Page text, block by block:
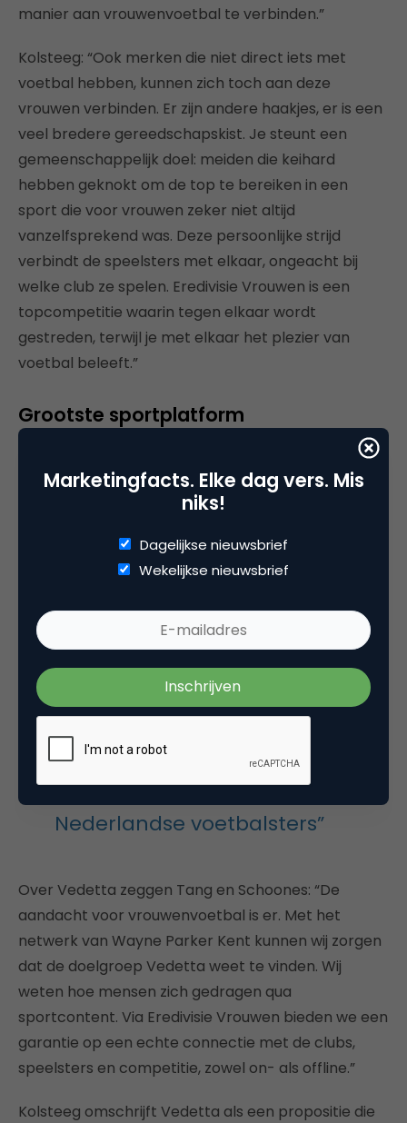
manier aan vrouwenvoetbal te verbinden.”
Kolsteeg: “Ook merken die niet direct iets met
voetbal hebben, kunnen zich toch aan deze
vrouwen verbinden. Er zijn andere haakjes, er is een
veel bredere gereedschapskist. Je steunt een
gemeenschappelijk doel: meiden die keihard
hebben geknokt om de top te bereiken in een
sport die voor vrouwen zeker niet altijd
vanzelfsprekend was. Deze persoonlijke strijd
verbindt de speelsters met elkaar, ongeacht bij
welke club ze spelen. Eredivisie Vrouwen is een
topcompetitie waarin tegen elkaar wordt
gestreden, terwijl je met elkaar het plezier van
voetbal beleeft.”
Grootste sportplatform
De Eredivisie Vrouwen krijgt via Vedetta een sterke
focus op social media en online content die past bij
deze meisjes en vrouwen. “Door de inzet van
speciale events, zoals een Vrouwenvoetbaldag,
richten we ons op het samen beleven van deze
competitie”, zegt Kolsteeg. “Met sponsors en
(media)partners die juist deze doelgroep aan zich
willen binden. We willen van Eredivisie Vrouwen het
maken.”
“Vedetta is een mediamerk dat
adverteerders verbindt aan 180
Nederlandse voetbalsters”
Over Vedetta zeggen Tang en Schoones: “De
aandacht voor vrouwenvoetbal is er. Met het
netwerk van Wayne Parker Kent kunnen wij zorgen
dat de doelgroep Vedetta weet te vinden. Wij
weten hoe mensen zich gedragen qua
sportcontent. Via Eredivisie Vrouwen bieden we een
garantie op een echte connectie met de clubs,
speelsters en competitie, zowel on- als offline.”
Kolsteeg omschrijft Vedetta als een propositie die
Marketingfacts. Elke dag vers. Mis
niks!
Dagelijkse nieuwsbrief
Wekelijkse nieuwsbrief